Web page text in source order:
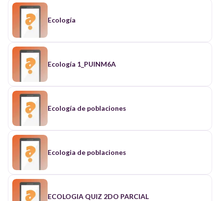
Ecología
Ecología 1_PUINM6A
Ecología de poblaciones
Ecologia de poblaciones
ECOLOGIA QUIZ 2DO PARCIAL